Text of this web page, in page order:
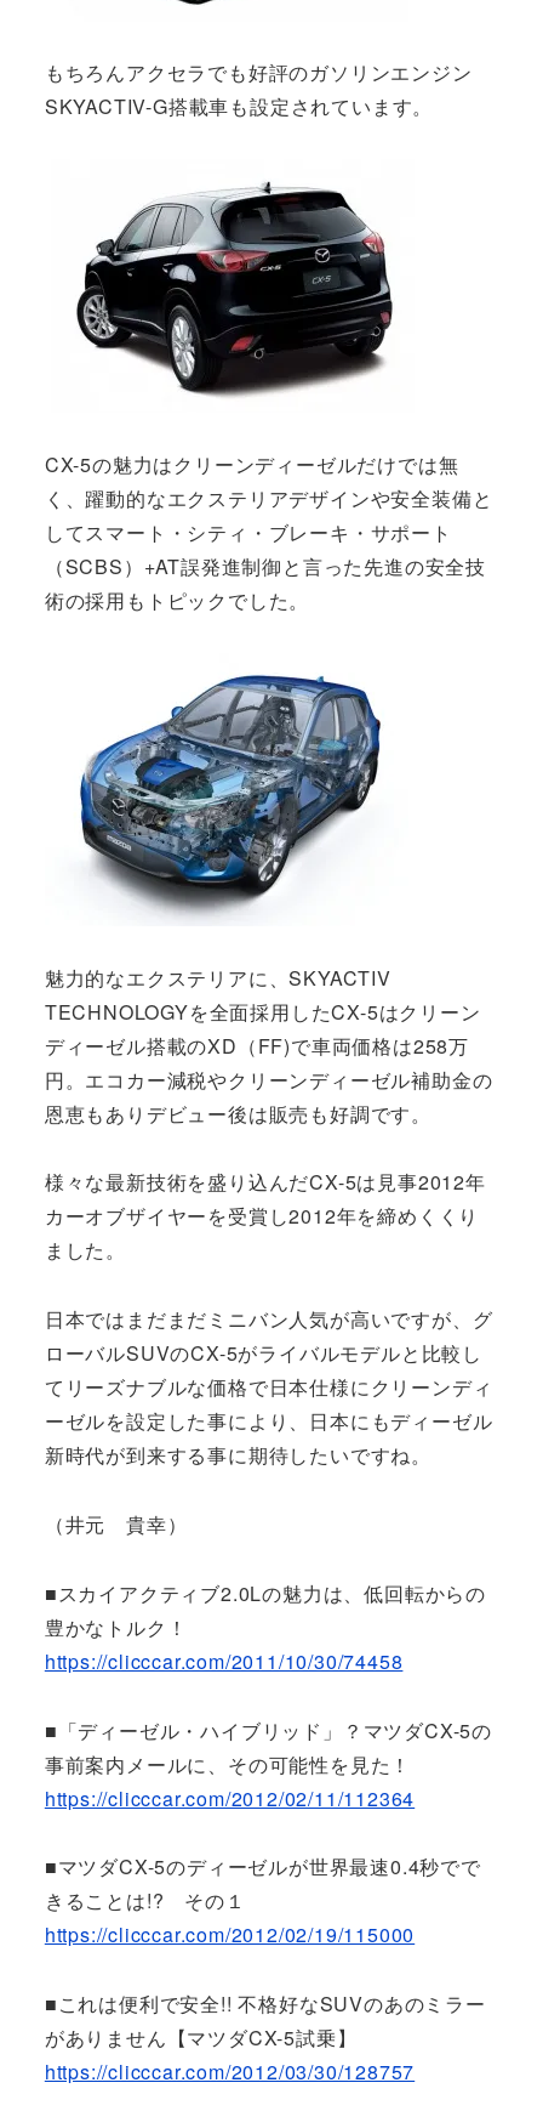
もちろんアクセラでも好評のガソリンエンジン
SKYACTIV-G搭載車も設定されています。
CX-5の魅力はクリーンディーゼルだけでは無
く、躍動的なエクステリアデザインや安全装備と
してスマート・シティ・ブレーキ・サポート
（SCBS）+AT誤発進制御と言った先進の安全技
術の採用もトピックでした。
魅力的なエクステリアに、SKYACTIV
TECHNOLOGYを全面採用したCX-5はクリーン
ディーゼル搭載のXD（FF)で車両価格は258万
円。エコカー減税やクリーンディーゼル補助金の
恩恵もありデビュー後は販売も好調です。
様々な最新技術を盛り込んだCX-5は見事2012年
カーオブザイヤーを受賞し2012年を締めくくり
ました。
日本ではまだまだミニバン人気が高いですが、グ
ローバルSUVのCX-5がライバルモデルと比較し
てリーズナブルな価格で日本仕様にクリーンディ
ーゼルを設定した事により、日本にもディーゼル
新時代が到来する事に期待したいですね。
（井元 貴幸）
■スカイアクティブ2.0Lの魅力は、低回転からの
豊かなトルク！
https://clicccar.com/2011/10/30/74458
■「ディーゼル・ハイブリッド」？マツダCX-5の
事前案内メールに、その可能性を見た！
https://clicccar.com/2012/02/11/112364
■マツダCX-5のディーゼルが世界最速0.4秒でで
きることは!? その１
https://clicccar.com/2012/02/19/115000
■これは便利で安全!! 不格好なSUVのあのミラー
がありません【マツダCX-5試乗】
https://clicccar.com/2012/03/30/128757